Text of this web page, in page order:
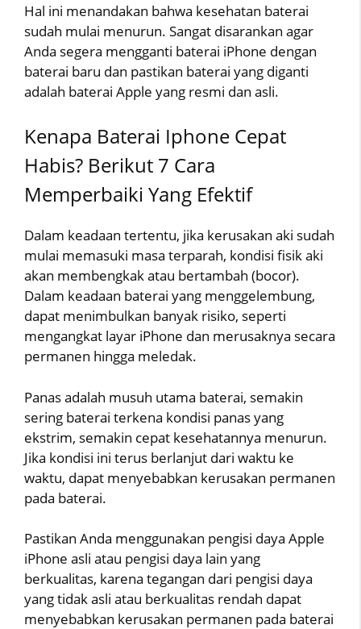
Hal ini menandakan bahwa kesehatan baterai
sudah mulai menurun. Sangat disarankan agar
Anda segera mengganti baterai iPhone dengan
baterai baru dan pastikan baterai yang diganti
adalah baterai Apple yang resmi dan asli.
Kenapa Baterai Iphone Cepat
Habis? Berikut 7 Cara
Memperbaiki Yang Efektif
Dalam keadaan tertentu, jika kerusakan aki sudah
mulai memasuki masa terparah, kondisi fisik aki
akan membengkak atau bertambah (bocor).
Dalam keadaan baterai yang menggelembung,
dapat menimbulkan banyak risiko, seperti
mengangkat layar iPhone dan merusaknya secara
permanen hingga meledak.
Panas adalah musuh utama baterai, semakin
sering baterai terkena kondisi panas yang
ekstrim, semakin cepat kesehatannya menurun.
Jika kondisi ini terus berlanjut dari waktu ke
waktu, dapat menyebabkan kerusakan permanen
pada baterai.
Pastikan Anda menggunakan pengisi daya Apple
iPhone asli atau pengisi daya lain yang
berkualitas, karena tegangan dari pengisi daya
yang tidak asli atau berkualitas rendah dapat
menyebabkan kerusakan permanen pada baterai